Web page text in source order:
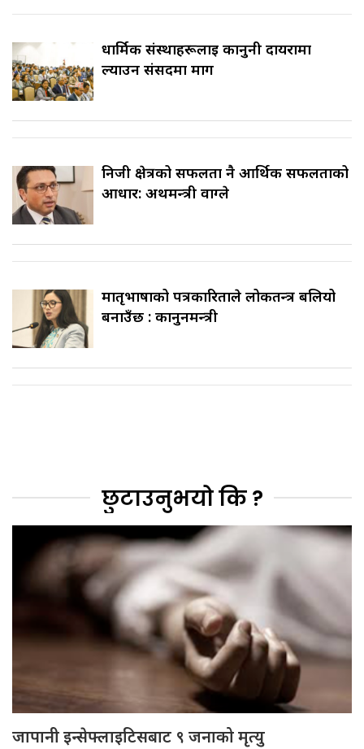
धार्मिक संस्थाहरूलाई कानुनी दायरामा
ल्याउन संसदमा माग
निजी क्षेत्रको सफलता नै आर्थिक सफलताको
आधार: अर्थमन्त्री वाग्ले
मातृभाषाको पत्रकारिताले लोकतन्त्र बलियो
बनाउँछ : कानुनमन्त्री
छुटाउनुभयो कि ?
जापानी इन्सेफ्लाइटिसबाट ९ जनाको मृत्यु